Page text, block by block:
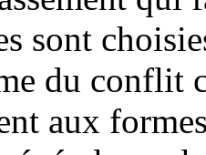
sont
du conflit
aux